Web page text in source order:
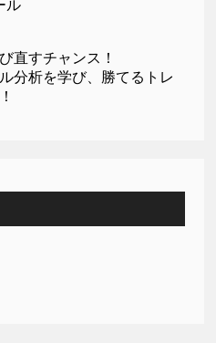
ル
直すチャンス！
分析を学び、勝てるトレ